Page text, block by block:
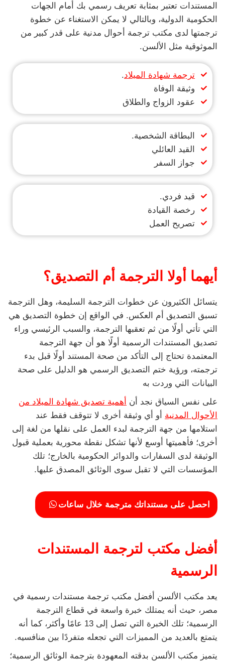
المستندات تعتبر بمثابة تعريف رسمي بك أمام الجهات
الحكومية الدولية، وبالتالي لا يمكن الاستغناء عن خطوة
ترجمتها لدى مكتب ترجمة أحوال مدنية على قدر كبير من
الموثوقية مثل الألسن.
ترجمة شهادة الميلاد.
وثيقة الوفاة
عقود الزواج والطلاق
البطاقة الشخصية.
القيد العائلي
جواز السفر
قيد فردي.
رخصة القيادة
تصريح العمل
أيهما أولا الترجمة أم التصديق؟
يتسائل الكثيرون عن خطوات الترجمة السليمة، وهل الترجمة
تسبق التصديق أم العكس. في الواقع إن خطوة التصديق هي
التي تأتي أولًا من ثم تعقبها الترجمة، والسبب الرئيسي وراء
تصديق المستندات الرسمية أولًا هو أن جهة الترجمة
المعتمدة تحتاج إلى التأكد من صحة المستند أولًا قبل بدء
ترجمته، ورؤية ختم التصديق الرسمي هو الدليل على صحة
البيانات التي وردت به
على نفس السياق نجد أن
أهمية تصديق شهادة الميلاد من
الأحوال المدنية أو أي وثيقة أخرى لا تتوقف فقط عند
استلامها من جهة الترجمة لبدء العمل على نقلها من لغة إلى
أخرى؛ فأهميتها أوسع لأنها تشكل نقطة محورية بعملية قبول
الوثيقة لدى السفارات والدوائر الحكومية بالخارج؛ تلك
المؤسسات التي لا تقبل سوى الوثائق المصدق عليها.
احصل على مستنداتك مترجمة خلال ساعات
أفضل مكتب لترجمة المستندات
الرسمية
يعد مكتب الألسن أفضل مكتب ترجمة مستندات رسمية في
مصر، حيث أنه يمتلك خبرة واسعة في قطاع الترجمة
الرسمية؛ تلك الخبرة التي تصل إلى 13 عامًا وأكثر، كما أنه
يتمتع بالعديد من المميزات التي تجعله متفردًا بين منافسيه.
يتميز مكتب الألسن بدقته المعهودة بترجمة الوثائق الرسمية؛